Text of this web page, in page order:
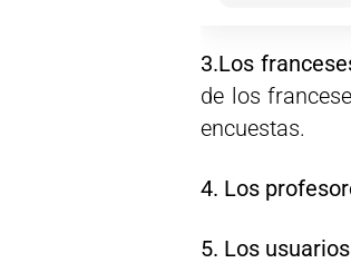
3.Los
de los
encuestas.
4. Los
5. Los